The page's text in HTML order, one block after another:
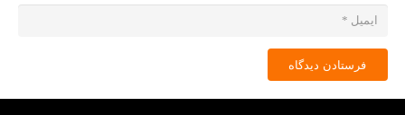
فرستادن دیدگاه